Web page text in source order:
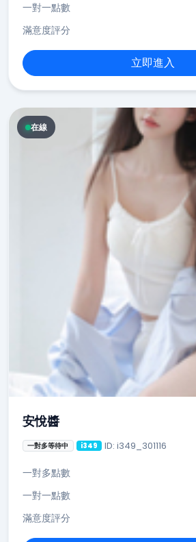
一對一點數
滿意度評分
立即進入
在線
安悅醬
一對多等待中 i349 ID: i349_301116
一對多點數
一對一點數
滿意度評分